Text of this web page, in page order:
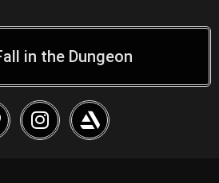
in the Dungeon